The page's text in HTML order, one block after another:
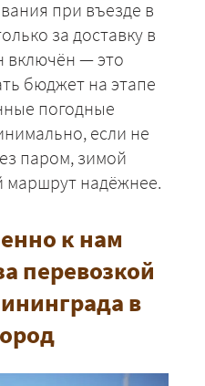
при въезде в
за доставку в
включён — это
бюджет на этапе
погодные
если не
паром, зимой
маршрут надёжнее.
к нам
перевозкой
в